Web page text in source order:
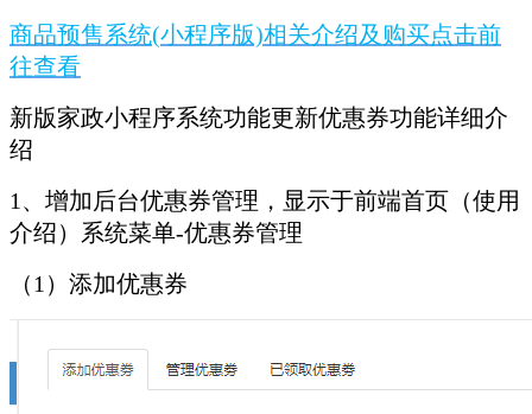
商品预售系统(小程序版)相关介绍及购买点击前
往查看
新版家政小程序系统功能更新优惠券功能详细介
绍
1、增加后台优惠券管理，显示于前端首页（使用
介绍）系统菜单-优惠券管理
（1）添加优惠券